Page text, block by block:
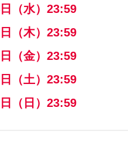
（水）23:59
（木）23:59
（金）23:59
（土）23:59
（日）23:59